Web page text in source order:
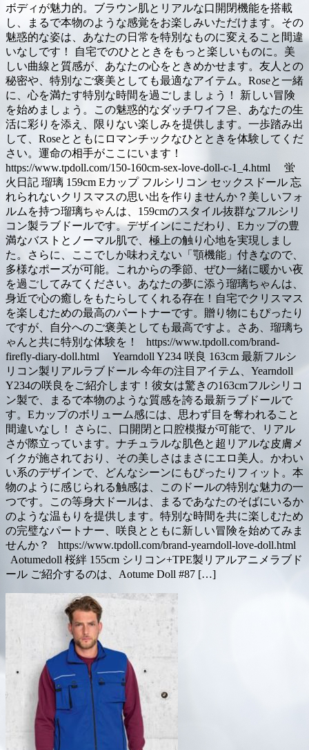
ボディが魅力的。ブラウン肌とリアルな口開閉機能を搭載
し、まるで本物のような感覚をお楽しみいただけます。その
魅惑的な姿は、あなたの日常を特別なものに変えること間違
いなしです！ 自宅でのひとときをもっと楽しいものに。美
しい曲線と質感が、あなたの心をときめかせます。友人との
秘密や、特別なご褒美としても最適なアイテム。Roseと一緒
に、心を満たす特別な時間を過ごしましょう！ 新しい冒険
を始めましょう。この魅惑的なダッチワイフ은、あなたの生
活に彩りを添え、限りない楽しみを提供します。一歩踏み出
して、Roseとともにロマンチックなひとときを体験してくだ
さい。運命の相手がここにいます！
https://www.tpdoll.com/150-160cm-sex-love-doll-c-1_4.html 蛍
火日記 瑠璃 159cm Eカップ フルシリコン セックスドール 忘
れられないクリスマスの思い出を作りませんか？美しいフォ
ルムを持つ瑠璃ちゃんは、159cmのスタイル抜群なフルシリ
コン製ラブドールです。デザインにこだわり、Eカップの豊
満なバストとノーマル肌で、極上の触り心地を実現しまし
た。さらに、ここでしか味わえない「顎機能」付きなので、
多様なポーズが可能。これからの季節、ぜひ一緒に暖かい夜
を過ごしてみてください。あなたの夢に添う瑠璃ちゃんは、
身近で心の癒しをもたらしてくれる存在！自宅でクリスマス
を楽しむための最高のパートナーです。贈り物にもぴったり
ですが、自分へのご褒美としても最高ですよ。さあ、瑠璃ち
ゃんと共に特別な体験を！ https://www.tpdoll.com/brand-
firefly-diary-doll.html Yearndoll Y234 咲良 163cm 最新フルシ
リコン製リアルラブドール 今年の注目アイテム、Yearndoll
Y234の咲良をご紹介します！彼女は驚きの163cmフルシリコ
ン製で、まるで本物のような質感を誇る最新ラブドールで
す。Eカップのボリューム感には、思わず目を奪われること
間違いなし！ さらに、口開閉と口腔模擬が可能で、リアル
さが際立っています。ナチュラルな肌色と超リアルな皮膚メ
イクが施されており、その美しさはまさにエロ美人。かわい
い系のデザインで、どんなシーンにもぴったりフィット。本
物のように感じられる触感は、このドールの特別な魅力の一
つです。この等身大ドールは、まるであなたのそばにいるか
のような温もりを提供します。特別な時間を共に楽しむため
の完璧なパートナー、咲良とともに新しい冒険を始めてみま
せんか？ https://www.tpdoll.com/brand-yearndoll-love-doll.html
Aotumedoll 桜絆 155cm シリコン+TPE製リアルアニメラブド
ール ご紹介するのは、Aotume Doll #87 […]